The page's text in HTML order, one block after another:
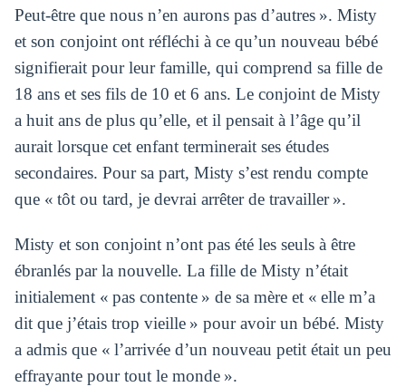
Peut-être que nous n’en aurons pas d’autres ». Misty
et son conjoint ont réfléchi à ce qu’un nouveau bébé
signifierait pour leur famille, qui comprend sa fille de
18 ans et ses fils de 10 et 6 ans. Le conjoint de Misty
a huit ans de plus qu’elle, et il pensait à l’âge qu’il
aurait lorsque cet enfant terminerait ses études
secondaires. Pour sa part, Misty s’est rendu compte
que « tôt ou tard, je devrai arrêter de travailler ».
Misty et son conjoint n’ont pas été les seuls à être
ébranlés par la nouvelle. La fille de Misty n’était
initialement « pas contente » de sa mère et « elle m’a
dit que j’étais trop vieille » pour avoir un bébé. Misty
a admis que « l’arrivée d’un nouveau petit était un peu
effrayante pour tout le monde ».